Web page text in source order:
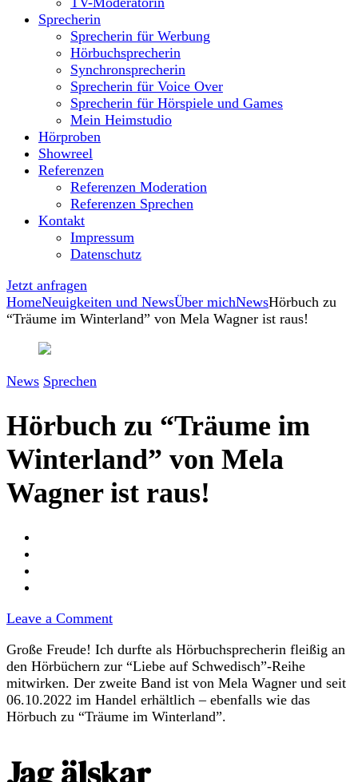
Sprecherin
Sprecherin für Werbung
Hörbuchsprecherin
Synchronsprecherin
Sprecherin für Voice Over
Sprecherin für Hörspiele und Games
Mein Heimstudio
Hörproben
Showreel
Referenzen
Referenzen Moderation
Referenzen Sprechen
Kontakt
Impressum
Datenschutz
Jetzt anfragen
HomeNeuigkeiten und NewsÜber michNewsHörbuch zu
“Träume im Winterland” von Mela Wagner ist raus!
News Sprechen
Hörbuch zu “Träume im
Winterland” von Mela
Wagner ist raus!
Leave a Commenton
zu
“Träume
im
Winterland”
von
ist
Große Freude! Ich durfte als Hörbuchsprecherin fleißig an
den Hörbüchern zur “Liebe auf Schwedisch”-Reihe
mitwirken. Der zweite Band ist von Mela Wagner und seit
06.10.2022 im Handel erhältlich – ebenfalls wie das
Hörbuch zu “Träume im Winterland”.